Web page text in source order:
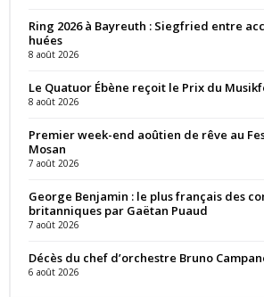
Ring 2026 à Bayreuth : Siegfried entre
huées
8 août 2026
Le Quatuor Ébène reçoit le Prix du
8 août 2026
Premier week-end aoûtien de rêve au
Mosan
7 août 2026
George Benjamin : le plus français des
britanniques par Gaëtan Puaud
7 août 2026
Décès du chef d’orchestre Bruno
6 août 2026